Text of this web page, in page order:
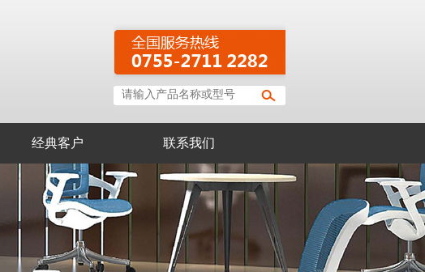
经典客户 联系我们